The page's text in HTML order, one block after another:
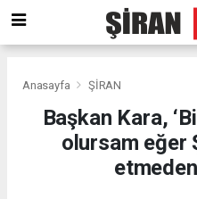
Anasayfa ŞİRAN
Başkan Kara,
olursam eğer